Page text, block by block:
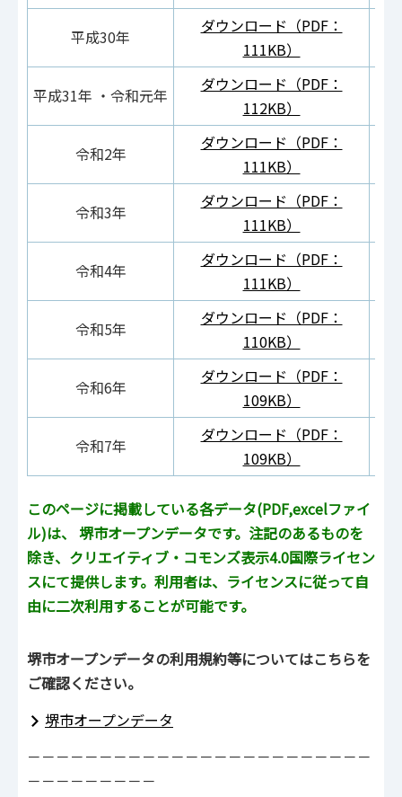
平成30年
ダウンロード（PDF：
111KB）
平成31年 ・令和元年
ダウンロード（PDF：
112KB）
令和2年
ダウンロード（PDF：
111KB）
令和3年
ダウンロード（PDF：
111KB）
令和4年
ダウンロード（PDF：
111KB）
令和5年
ダウンロード（PDF：
110KB）
令和6年
ダウンロード（PDF：
109KB）
令和7年
ダウンロード（PDF：
109KB）
このページに掲載している各データ(PDF,excelファイ
ル)は、 堺市オープンデータです。注記のあるものを
除き、クリエイティブ・コモンズ表示4.0国際ライセン
スにて提供します。利用者は、ライセンスに従って自
由に二次利用することが可能です。
堺市オープンデータの利用規約等についてはこちらを
ご確認ください。
堺市オープンデータ
－－－－－－－－－－－－－－－－－－－－－－－－
－－－－－－－－－